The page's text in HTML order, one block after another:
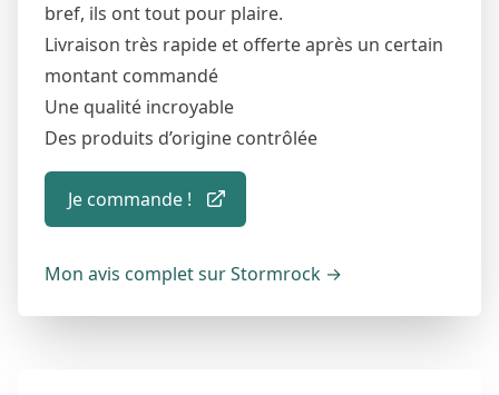
bref, ils ont tout pour plaire.
Livraison très rapide et offerte après un certain
montant commandé
Une qualité incroyable
Des produits d’origine contrôlée
Je commande !
Mon avis complet sur Stormrock →